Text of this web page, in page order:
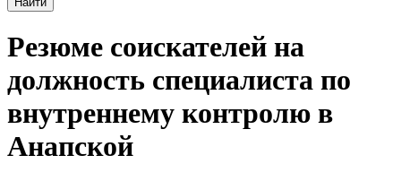
Резюме соискателей на
должность специалиста по
внутреннему контролю в
Анапской